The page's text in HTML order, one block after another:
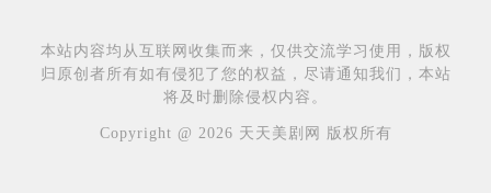
本站内容均从互联网收集而来，仅供交流学习使用，版权
归原创者所有如有侵犯了您的权益，尽请通知我们，本站
将及时删除侵权内容。
Copyright @ 2026 天天美剧网 版权所有